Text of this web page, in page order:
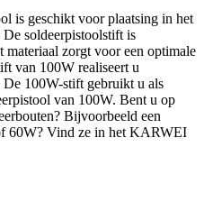
is geschikt voor plaatsing in het
soldeerpistoolstift is
zorgt voor een optimale
van 100W realiseert u
100W-stift gebruikt u als
van 100W. Bent u op
Bijvoorbeeld een
60W? Vind ze in het KARWEI